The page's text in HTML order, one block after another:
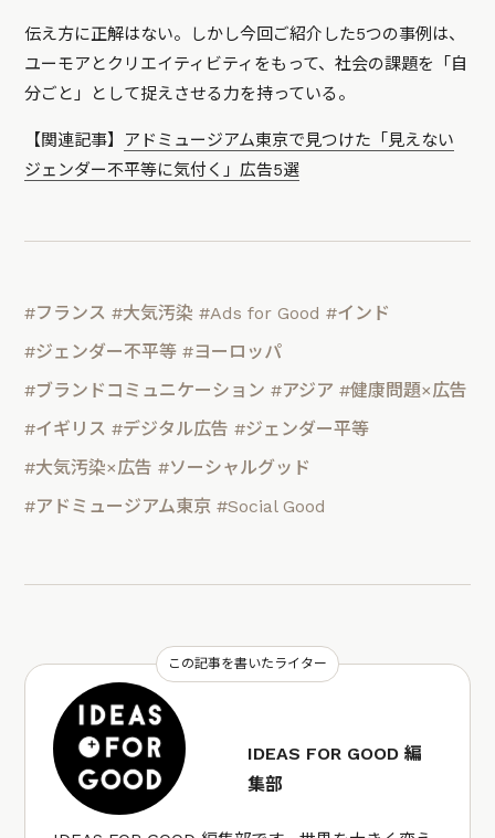
伝え方に正解はない。しかし今回ご紹介した5つの事例は、
ユーモアとクリエイティビティをもって、社会の課題を「自
分ごと」として捉えさせる力を持っている。
【関連記事】 アドミュージアム東京で見つけた「見えない
ジェンダー不平等に気付く」広告5選
#フランス #大気汚染 #Ads for Good #インド
#ジェンダー不平等 #ヨーロッパ
#ブランドコミュニケーション #アジア #健康問題×広告
#イギリス #デジタル広告 #ジェンダー平等
#大気汚染×広告 #ソーシャルグッド
#アドミュージアム東京 #Social Good
この記事を書いたライター
IDEAS FOR GOOD 編
集部